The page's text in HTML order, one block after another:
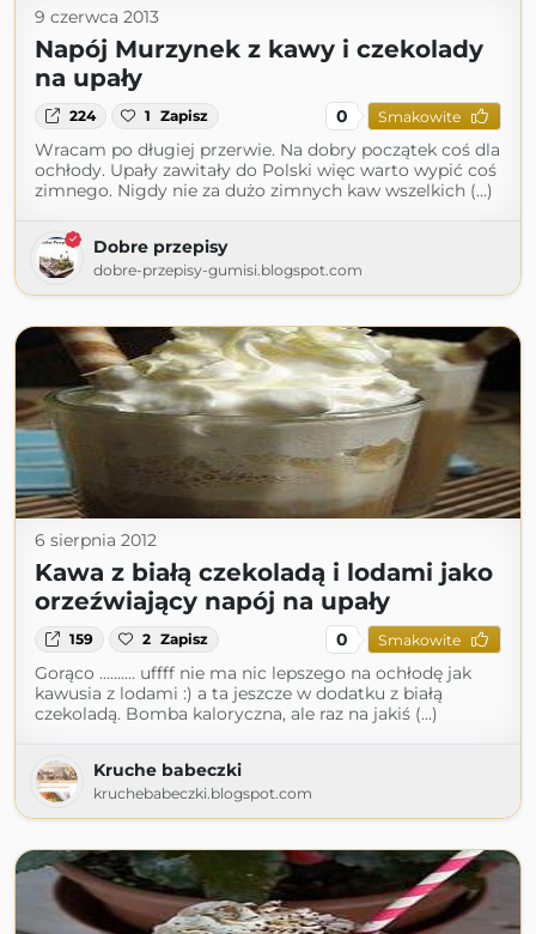
9 czerwca 2013
Napój Murzynek z kawy i czekolady
na upały
224 1 Zapisz 0 Smakowite
Wracam po długiej przerwie. Na dobry początek coś dla
ochłody. Upały zawitały do Polski więc warto wypić coś
zimnego. Nigdy nie za dużo zimnych kaw wszelkich (...)
Dobre przepisy
dobre-przepisy-gumisi.blogspot.com
6 sierpnia 2012
Kawa z białą czekoladą i lodami jako
orzeźwiający napój na upały
159 2 Zapisz 0 Smakowite
Gorąco .......... uffff nie ma nic lepszego na ochłodę jak
kawusia z lodami :) a ta jeszcze w dodatku z białą
czekoladą. Bomba kaloryczna, ale raz na jakiś (...)
Kruche babeczki
kruchebabeczki.blogspot.com